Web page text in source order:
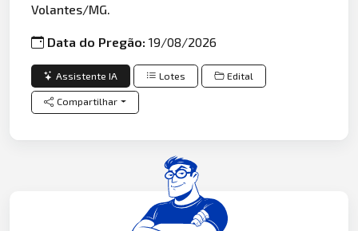
Volantes/MG.
Data do Pregão:19/08/2026
Assistente IA Lotes Edital
Compartilhar